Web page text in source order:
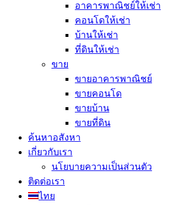
อาคารพาณิชย์ให้เช่า
คอนโดให้เช่า
บ้านให้เช่า
ที่ดินให้เช่า
ขาย
ขายอาคารพาณิชย์
ขายคอนโด
ขายบ้าน
ขายที่ดิน
ค้นหาอสังหา
เกี่ยวกับเรา
นโยบายความเป็นส่วนตัว
ติดต่อเรา
ไทย